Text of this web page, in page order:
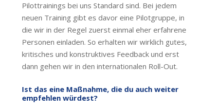
Pilottrainings bei uns Standard sind. Bei jedem
neuen Training gibt es davor eine Pilotgruppe, in
die wir in der Regel zuerst einmal eher erfahrene
Personen einladen. So erhalten wir wirklich gutes,
kritisches und konstruktives Feedback und erst
dann gehen wir in den internationalen Roll-Out.
Ist das eine Maßnahme, die du auch weiter
empfehlen würdest?